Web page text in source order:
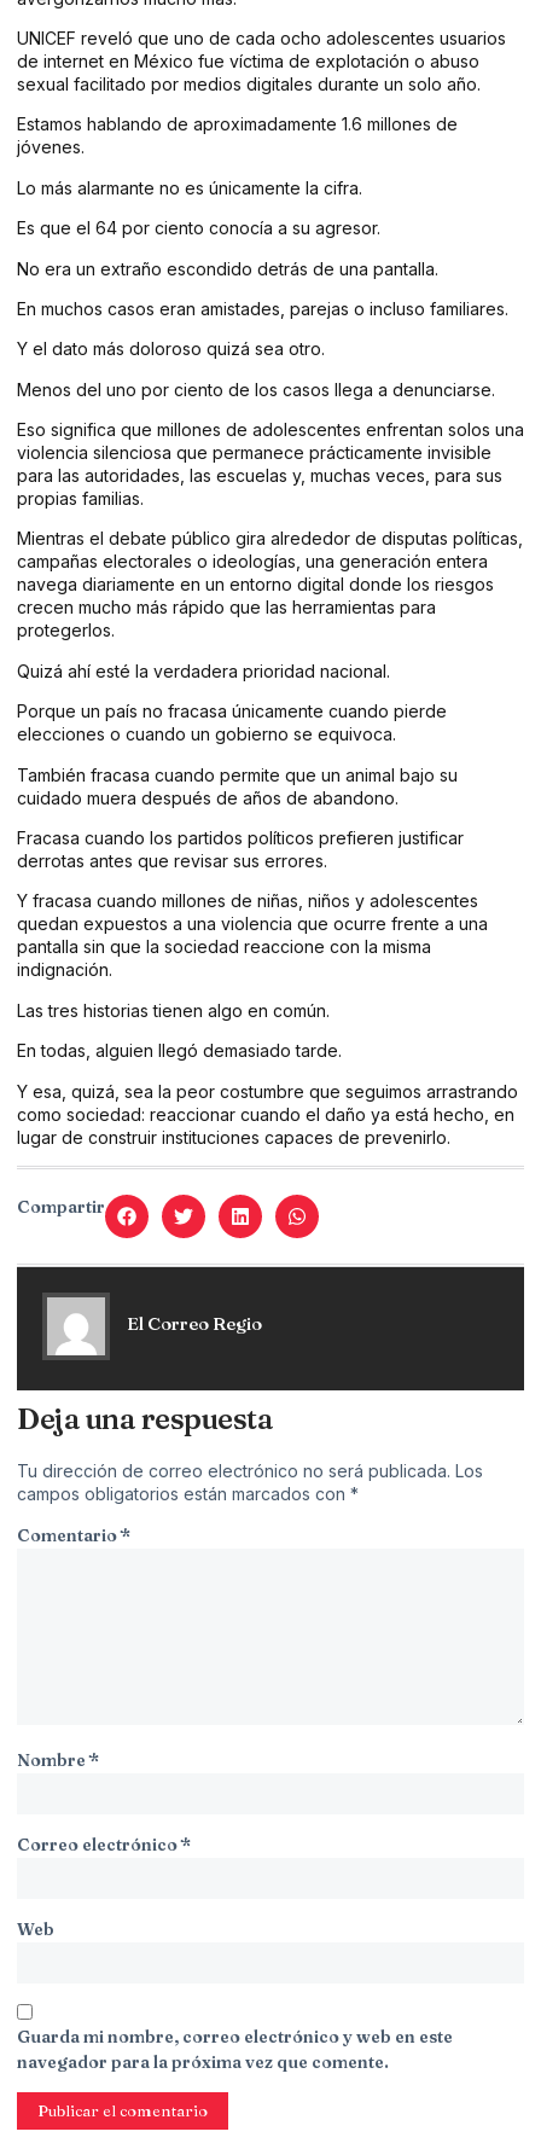
UNICEF reveló que uno de cada ocho adolescentes usuarios
de internet en México fue víctima de explotación o abuso
sexual facilitado por medios digitales durante un solo año.
Estamos hablando de aproximadamente 1.6 millones de
jóvenes.
Lo más alarmante no es únicamente la cifra.
Es que el 64 por ciento conocía a su agresor.
No era un extraño escondido detrás de una pantalla.
En muchos casos eran amistades, parejas o incluso familiares.
Y el dato más doloroso quizá sea otro.
Menos del uno por ciento de los casos llega a denunciarse.
Eso significa que millones de adolescentes enfrentan solos una
violencia silenciosa que permanece prácticamente invisible
para las autoridades, las escuelas y, muchas veces, para sus
propias familias.
Mientras el debate público gira alrededor de disputas políticas,
campañas electorales o ideologías, una generación entera
navega diariamente en un entorno digital donde los riesgos
crecen mucho más rápido que las herramientas para
protegerlos.
Quizá ahí esté la verdadera prioridad nacional.
Porque un país no fracasa únicamente cuando pierde
elecciones o cuando un gobierno se equivoca.
También fracasa cuando permite que un animal bajo su
cuidado muera después de años de abandono.
Fracasa cuando los partidos políticos prefieren justificar
derrotas antes que revisar sus errores.
Y fracasa cuando millones de niñas, niños y adolescentes
quedan expuestos a una violencia que ocurre frente a una
pantalla sin que la sociedad reaccione con la misma
indignación.
Las tres historias tienen algo en común.
En todas, alguien llegó demasiado tarde.
Y esa, quizá, sea la peor costumbre que seguimos arrastrando
como sociedad: reaccionar cuando el daño ya está hecho, en
lugar de construir instituciones capaces de prevenirlo.
Compartir
El Correo Regio
Deja una respuesta
Tu dirección de correo electrónico no será publicada. Los
campos obligatorios están marcados con *
Comentario*
Nombre*
Correo electrónico*
Web
Guarda mi nombre, correo electrónico y web en este
navegador para la próxima vez que comente.